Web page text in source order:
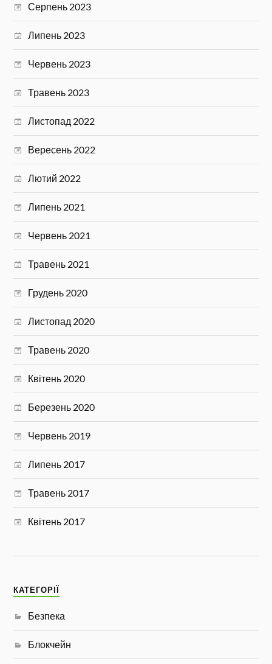
Серпень 2023
Липень 2023
Червень 2023
Травень 2023
Листопад 2022
Вересень 2022
Лютий 2022
Липень 2021
Червень 2021
Травень 2021
Грудень 2020
Листопад 2020
Травень 2020
Квітень 2020
Березень 2020
Червень 2019
Липень 2017
Травень 2017
Квітень 2017
КАТЕГОРІЇ
Безпека
Блокчейн